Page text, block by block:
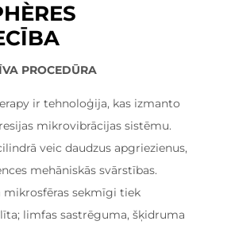
PROCEDŪRA
ir tehnoloģija, kas izmanto
mikrovibrācijas sistēmu.
veic daudzus apgriezienus,
mehāniskās svārstības.
mikrosfēras sekmīgi tiek
limfas sastrēguma, šķidruma